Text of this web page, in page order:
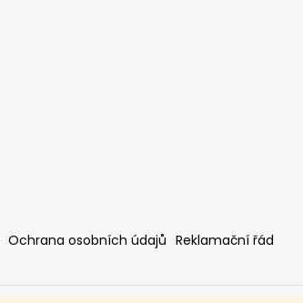
Ochrana osobních údajů Reklamační řád